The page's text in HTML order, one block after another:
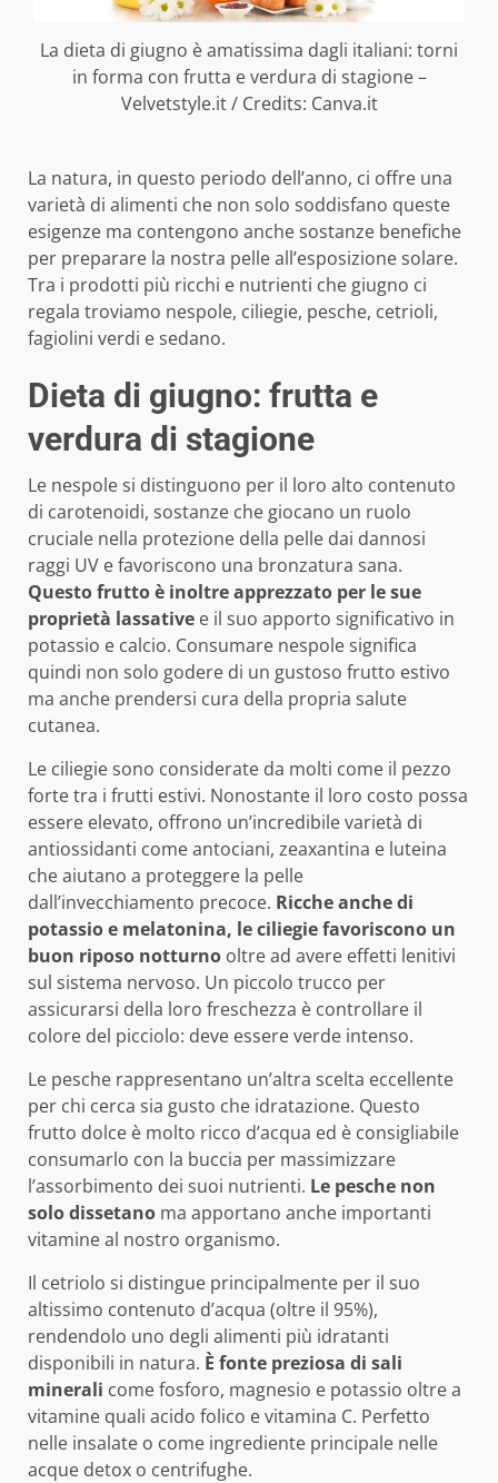
La dieta di giugno è amatissima dagli italiani: torni
in forma con frutta e verdura di stagione –
Velvetstyle.it / Credits: Canva.it
La natura, in questo periodo dell’anno, ci offre una
varietà di alimenti che non solo soddisfano queste
esigenze ma contengono anche sostanze benefiche
per preparare la nostra pelle all’esposizione solare.
Tra i prodotti più ricchi e nutrienti che giugno ci
regala troviamo nespole, ciliegie, pesche, cetrioli,
fagiolini verdi e sedano.
Dieta di giugno: frutta e
verdura di stagione
Le nespole si distinguono per il loro alto contenuto
di carotenoidi, sostanze che giocano un ruolo
cruciale nella protezione della pelle dai dannosi
raggi UV e favoriscono una bronzatura sana.
Questo frutto è inoltre apprezzato per le sue
proprietà lassative e il suo apporto significativo in
potassio e calcio. Consumare nespole significa
quindi non solo godere di un gustoso frutto estivo
ma anche prendersi cura della propria salute
cutanea.
Le ciliegie sono considerate da molti come il pezzo
forte tra i frutti estivi. Nonostante il loro costo possa
essere elevato, offrono un’incredibile varietà di
antiossidanti come antociani, zeaxantina e luteina
che aiutano a proteggere la pelle
dall’invecchiamento precoce. Ricche anche di
potassio e melatonina, le ciliegie favoriscono un
buon riposo notturno oltre ad avere effetti lenitivi
sul sistema nervoso. Un piccolo trucco per
assicurarsi della loro freschezza è controllare il
colore del picciolo: deve essere verde intenso.
Le pesche rappresentano un’altra scelta eccellente
per chi cerca sia gusto che idratazione. Questo
frutto dolce è molto ricco d’acqua ed è consigliabile
consumarlo con la buccia per massimizzare
l’assorbimento dei suoi nutrienti. Le pesche non
solo dissetano ma apportano anche importanti
vitamine al nostro organismo.
Il cetriolo si distingue principalmente per il suo
altissimo contenuto d’acqua (oltre il 95%),
rendendolo uno degli alimenti più idratanti
disponibili in natura. È fonte preziosa di sali
minerali come fosforo, magnesio e potassio oltre a
vitamine quali acido folico e vitamina C. Perfetto
nelle insalate o come ingrediente principale nelle
acque detox o centrifughe.